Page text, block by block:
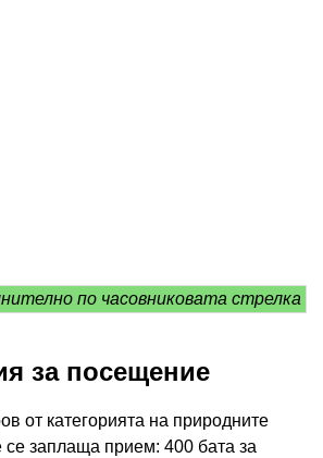
по часовниковата стрелка
за посещение
от категорията на природните
се заплаща прием: 400 бата за